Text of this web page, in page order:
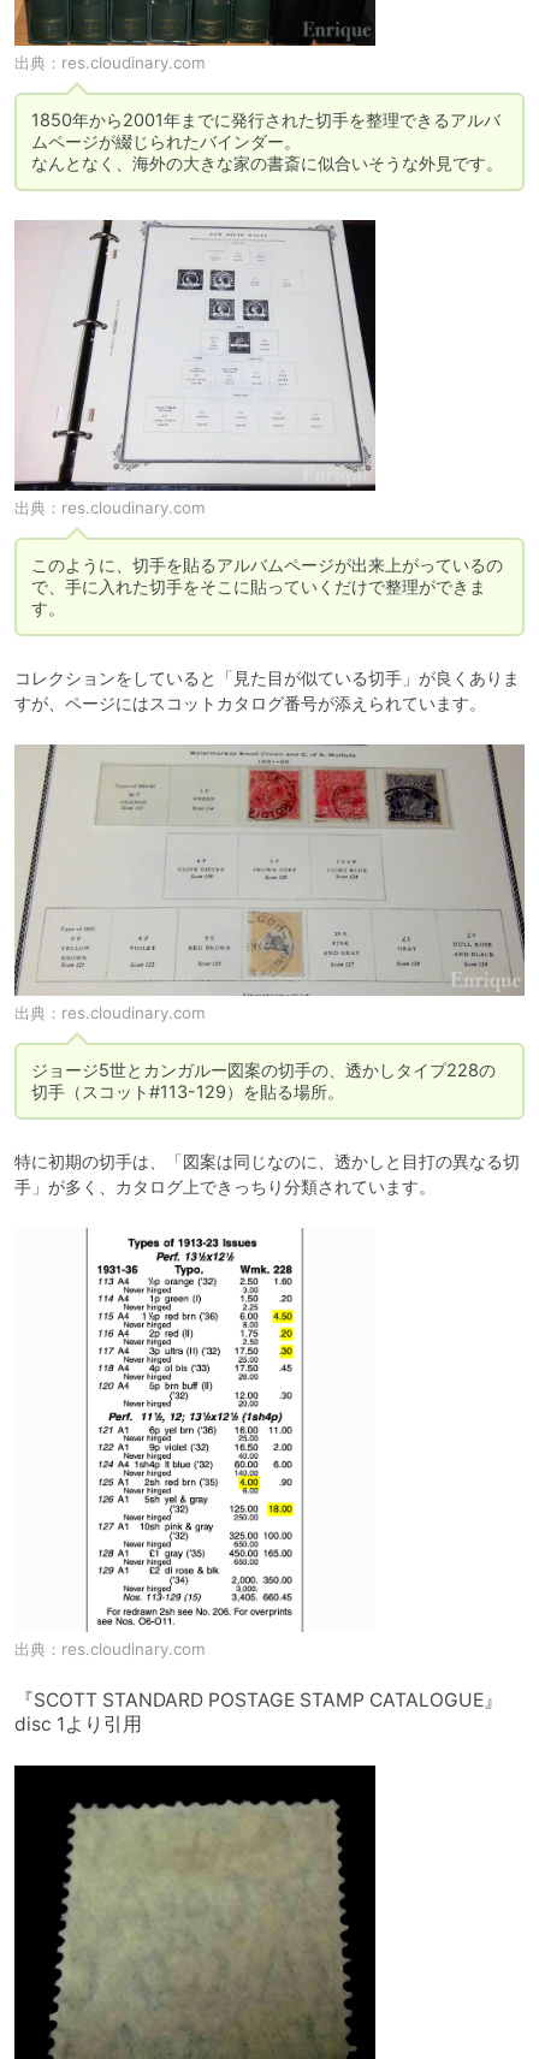
出典： res.cloudinary.com
1850年から2001年までに発行された切手を整理できるアルバ
ムページが綴じられたバインダー。
なんとなく、海外の大きな家の書斎に似合いそうな外見です。
出典： res.cloudinary.com
このように、切手を貼るアルバムページが出来上がっているの
で、手に入れた切手をそこに貼っていくだけで整理ができま
す。
コレクションをしていると「見た目が似ている切手」が良くありま
すが、ページにはスコットカタログ番号が添えられています。
出典： res.cloudinary.com
ジョージ5世とカンガルー図案の切手の、透かしタイプ228の
切手（スコット#113-129）を貼る場所。
特に初期の切手は、「図案は同じなのに、透かしと目打の異なる切
手」が多く、カタログ上できっちり分類されています。
出典： res.cloudinary.com
『SCOTT STANDARD POSTAGE STAMP CATALOGUE』
disc 1より引用